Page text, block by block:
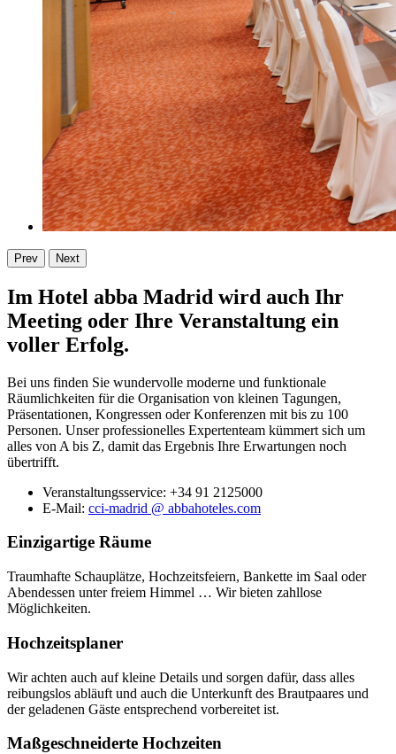
Prev Next
Im Hotel abba Madrid wird auch Ihr
Meeting oder Ihre Veranstaltung ein
voller Erfolg.
Bei uns finden Sie wundervolle moderne und funktionale
Räumlichkeiten für die Organisation von kleinen Tagungen,
Präsentationen, Kongressen oder Konferenzen mit bis zu 100
Personen. Unser professionelles Expertenteam kümmert sich um
alles von A bis Z, damit das Ergebnis Ihre Erwartungen noch
übertrifft.
Veranstaltungsservice: +34 91 2125000
E-Mail: cci-madrid @ abbahoteles.com
Einzigartige Räume
Traumhafte Schauplätze, Hochzeitsfeiern, Bankette im Saal oder
Abendessen unter freiem Himmel … Wir bieten zahllose
Möglichkeiten.
Hochzeitsplaner
Wir achten auch auf kleine Details und sorgen dafür, dass alles
reibungslos abläuft und auch die Unterkunft des Brautpaares und
der geladenen Gäste entsprechend vorbereitet ist.
Maßgeschneiderte Hochzeiten